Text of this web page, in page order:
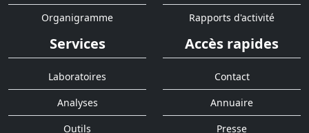
Organigramme
Rapports d'activité
Services
Laboratoires
Analyses
Outils
Accès rapides
Contact
Annuaire
Presse